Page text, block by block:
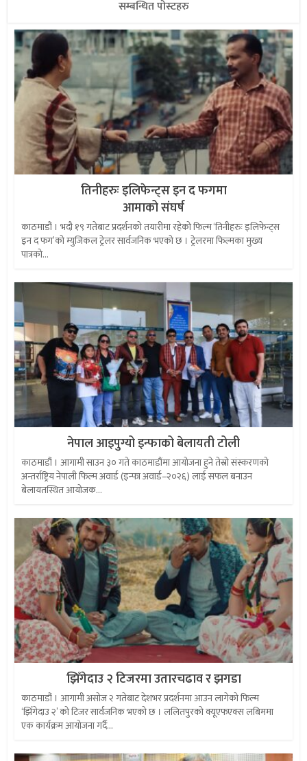
सम्बन्धित पोस्टहरु
तिनीहरुः इलिफेन्ट्स इन द फगमा
आमाको संघर्ष
काठमाडौं । भदौ १९ गतेबाट प्रदर्शनको तयारीमा रहेको फिल्म ‘तिनीहरुः इलिफेन्ट्स
इन द फग’को म्युजिकल ट्रेलर सार्वजनिक भएको छ । ट्रेलरमा फिल्मका मुख्य
पात्रको...
नेपाल आइपुग्यो इन्फाको बेलायती टोली
काठमाडौं । आगामी साउन ३० गते काठमाडौंमा आयोजना हुने तेस्रो संस्करणको
अन्तर्राष्ट्रिय नेपाली फिल्म अवार्ड (इन्फा अवार्ड–२०२६) लाई सफल बनाउन
बेलायतस्थित आयोजक...
झिँगेदाउ २ टिजरमा उतारचढाव र झगडा
काठमाडौं । आगामी असोज २ गतेबाट देशभर प्रदर्शनमा आउन लागेको फिल्म
‘झिँगेदाउ २’ को टिजर सार्वजनिक भएको छ । ललितपुरको क्यूएफएक्स लबिममा
एक कार्यक्रम आयोजना गर्दै...